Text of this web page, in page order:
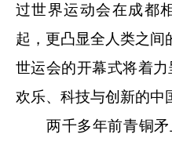
过世界运动会在成都
起，更凸显全人类之间
世运会的开幕式将着
欢乐、科技与创新的中
两千多年前青铜矛